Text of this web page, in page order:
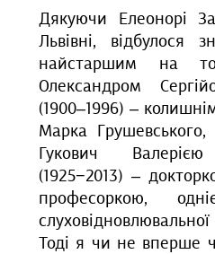
Дякуючи Елеонорі
Львівні, відбулося
найстаршим на
Олександром
(1900–1996) –
Марка
Гукович
(1925−2013)–
професоркою,
Тоді я чи не вперше